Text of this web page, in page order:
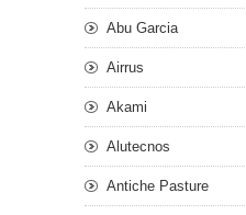
Abu Garcia
Airrus
Akami
Alutecnos
Antiche Pasture